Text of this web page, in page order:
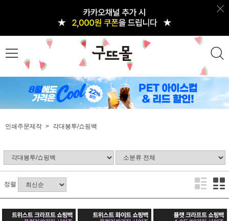
인쇄주문제작 각대봉투/쇼핑백
정렬